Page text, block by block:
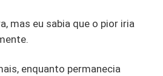
mas eu sabia que o pior iria
enquanto permanecia